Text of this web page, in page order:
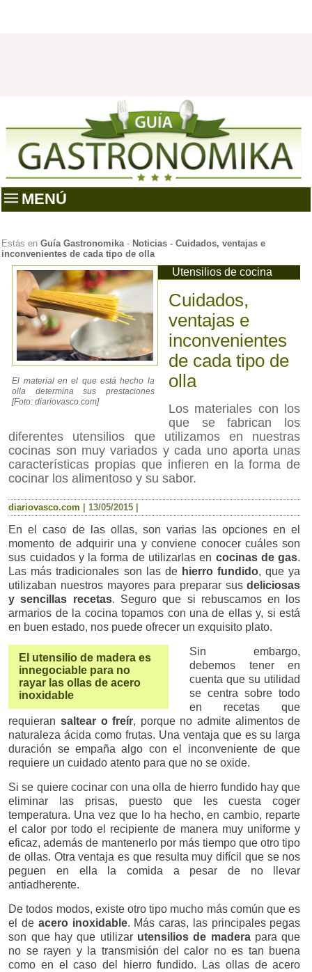
MENÚ
Estás enGuía Gastronomika- Noticias -Cuidados, ventajas e
inconvenientes de cada tipo de olla
El material en el que está hecho la
olla determina sus prestaciones
[Foto: diariovasco.com]
Utensilios de cocina
Cuidados,
ventajas e
inconvenientes
de cada tipo de
olla
Los materiales con los
que se fabrican los
diferentes utensilios que utilizamos en nuestras
cocinas son muy variados y cada uno aporta unas
características propias que infieren en la forma de
cocinar los alimentoso y su sabor.
diariovasco.com |13/05/2015
En el caso de las ollas, son varias las opciones en el
momento de adquirir una y conviene conocer cuáles son
sus cuidados y la forma de utilizarlas en cocinas de gas.
Las más tradicionales son las de hierro fundido, que ya
utilizaban nuestros mayores para preparar susdeliciosas
y sencillas recetas. Seguro que si rebuscamos en los
armarios de la cocina topamos con una de ellas y, si está
en buen estado, nos puede ofrecer un exquisito plato.
El utensilio de madera es
innegociable para no
rayar las ollas de acero
inoxidable
Sin embargo,
debemos tener en
cuenta que su utilidad
se centra sobre todo
en recetas que
requieran saltear o freír, porque no admite alimentos de
naturaleza ácida como frutas. Una ventaja que es su larga
duración se empaña algo con el inconveniente de que
requiere un cuidado atento para que no se oxide.
Si se quiere cocinar con una olla de hierro fundido hay que
eliminar las prisas, puesto que les cuesta coger
temperatura. Una vez que lo ha hecho, en cambio, reparte
el calor por todo el recipiente de manera muy uniforme y
eficaz, además de mantenerlo por más tiempo que otro tipo
de ollas. Otra ventaja es que resulta muy difícil que se nos
peguen en ella la comida a pesar de no llevar
antiadherente.
De todos modos, existe otro tipo mucho más común que es
el de acero inoxidable. Más caras, las principales pegas
son que hay que utilizar utensilios de maderapara que
no se rayen y la transmisión del calor no es tan buena
como en el caso del hierro fundido. Las ollas de acero